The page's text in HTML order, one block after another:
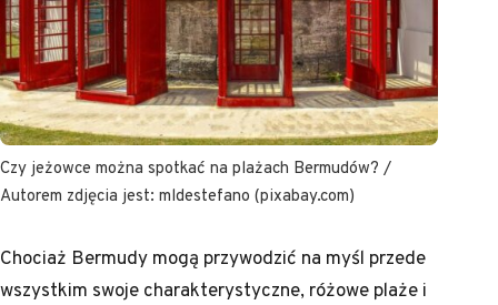
Czy jeżowce można spotkać na plażach Bermudów? /
Autorem zdjęcia jest: mldestefano (pixabay.com)
Chociaż Bermudy mogą przywodzić na myśl przede
wszystkim swoje charakterystyczne, różowe plaże i